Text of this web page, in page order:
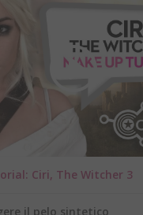
Ciri, The Witcher 3
il pelo sintetico